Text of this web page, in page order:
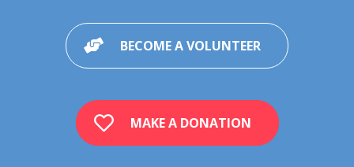
BECOME A VOLUNTEER
MAKE A DONATION